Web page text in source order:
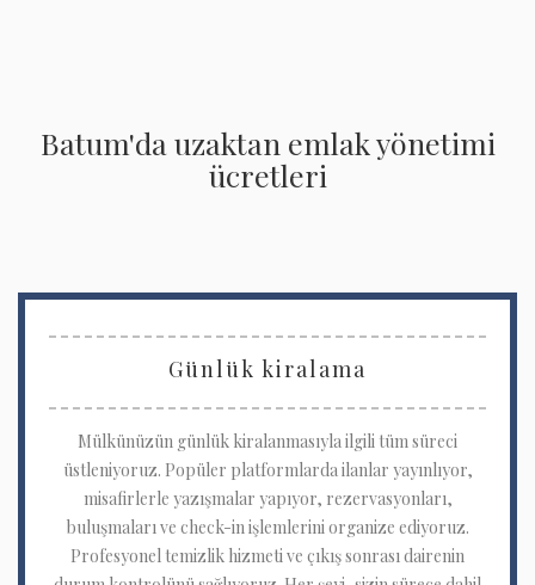
Batum'da uzaktan emlak yönetimi
ücretleri
Günlük kiralama
Mülkünüzün günlük kiralanmasıyla ilgili tüm süreci
üstleniyoruz. Popüler platformlarda ilanlar yayınlıyor,
misafirlerle yazışmalar yapıyor, rezervasyonları,
buluşmaları ve check-in işlemlerini organize ediyoruz.
Profesyonel temizlik hizmeti ve çıkış sonrası dairenin